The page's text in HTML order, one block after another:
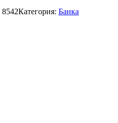
8542Категория: Банка